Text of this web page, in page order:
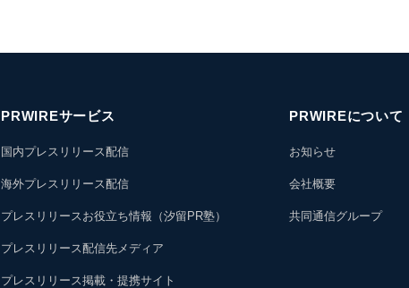
PRWIREサービス
国内プレスリリース配信
海外プレスリリース配信
プレスリリースお役立ち情報（汐留PR塾）
プレスリリース配信先メディア
プレスリリース掲載・提携サイト
PRWIREについて
お知らせ
会社概要
共同通信グループ